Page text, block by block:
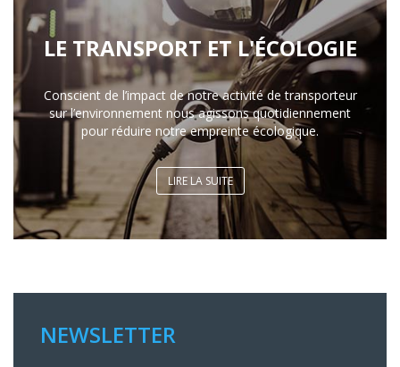
LE TRANSPORT ET L'ÉCOLOGIE
Conscient de l’impact de notre activité de transporteur
sur l’environnement nous agissons quotidiennement
pour réduire notre empreinte écologique.
LIRE LA SUITE
NEWSLETTER